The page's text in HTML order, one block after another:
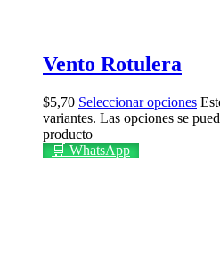
Vento Rotulera
$5,70 Seleccionar opciones
variantes. Las opciones se
producto
🛒 WhatsApp